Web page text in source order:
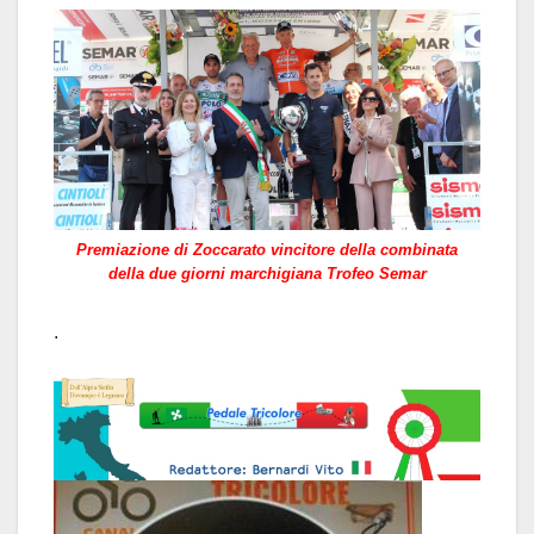
Premiazione di Zoccarato vincitore della combinata
della due giorni marchigiana Trofeo Semar
.